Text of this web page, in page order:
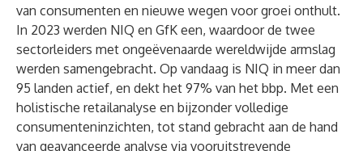
van consumenten en nieuwe wegen voor groei onthult.
In 2023 werden NIQ en GfK een, waardoor de twee
sectorleiders met ongeëvenaarde wereldwijde armslag
werden samengebracht. Op vandaag is NIQ in meer dan
95 landen actief, en dekt het 97% van het bbp. Met een
holistische retailanalyse en bijzonder volledige
consumenteninzichten, tot stand gebracht aan de hand
van geavanceerde analyse via vooruitstrevende